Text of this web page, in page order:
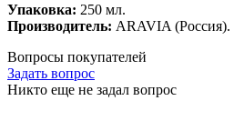
Упаковка: 250 мл.
Производитель: ARAVIA (Россия).
Вопросы покупателей
Задать вопрос
Никто еще не задал вопрос